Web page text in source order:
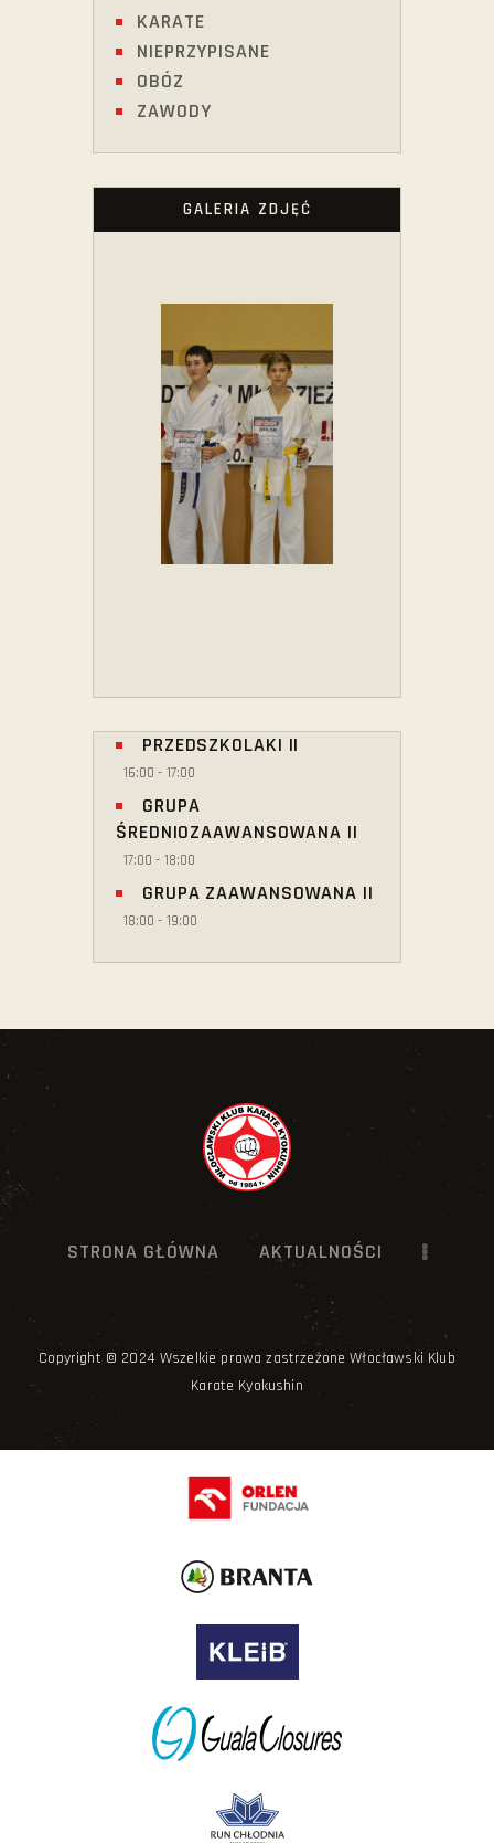
KARATE
NIEPRZYPISANE
OBÓZ
ZAWODY
GALERIA ZDJĘĆ
PRZEDSZKOLAKI II
16:00 - 17:00
GRUPA
ŚREDNIOZAAWANSOWANA II
17:00 - 18:00
GRUPA ZAAWANSOWANA II
18:00 - 19:00
STRONA GŁÓWNA AKTUALNOŚCI
Copyright © 2024 Wszelkie prawa zastrzeżone Włocławski Klub
Karate Kyokushin